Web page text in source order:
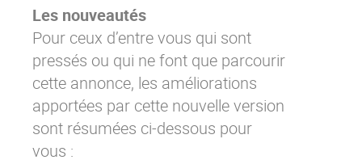
Offre Enterprise
A propos d’eXo
Centre de ressources
Contactez-nous
Essayez eXo
Les nouveautés
Pour ceux d’entre vous qui sont
pressés ou qui ne font que parcourir
cette annonce, les améliorations
apportées par cette nouvelle version
sont résumées ci-dessous pour
vous :